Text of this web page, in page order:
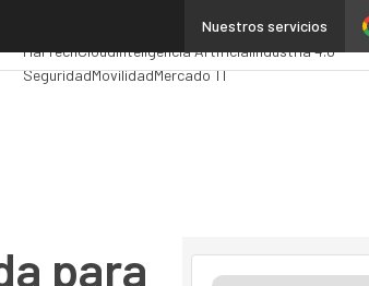
Nuestros servicios
AnalyticsAdministración Pública
MarTechCloudInteligencia ArtificialIndustria 4.0
SeguridadMovilidadMercado TI
para